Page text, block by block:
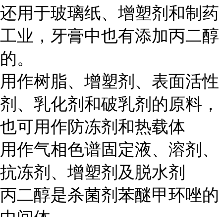
还用于玻璃纸、增塑剂和制药
工业，牙膏中也有添加丙二醇
的。
用作树脂、增塑剂、表面活性
剂、乳化剂和破乳剂的原料，
也可用作防冻剂和热载体
用作气相色谱固定液、溶剂、
抗冻剂、增塑剂及脱水剂
丙二醇是杀菌剂苯醚甲环唑的